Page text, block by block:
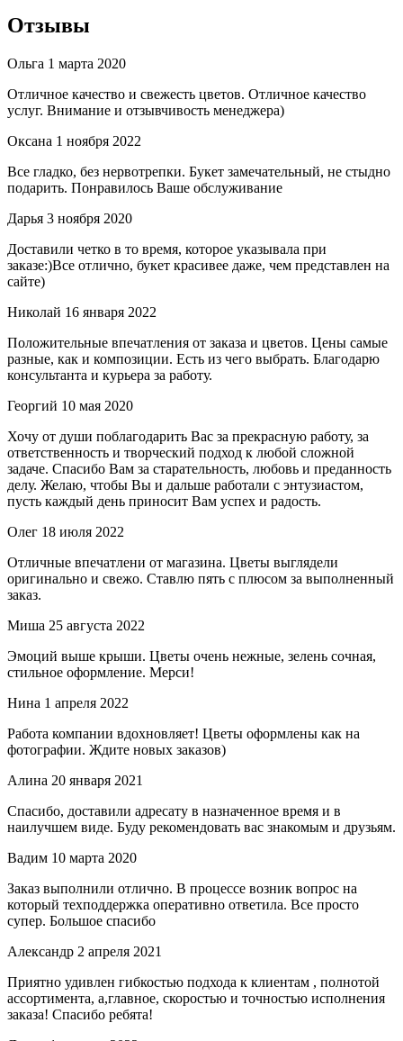
Отзывы
Ольга 1 марта 2020
Отличное качество и свежесть цветов. Отличное качество
услуг. Внимание и отзывчивость менеджера)
Оксана 1 ноября 2022
Все гладко, без нервотрепки. Букет замечательный, не стыдно
подарить. Понравилось Ваше обслуживание
Дарья 3 ноября 2020
Доставили четко в то время, которое указывала при
заказе:)Все отлично, букет красивее даже, чем представлен на
сайте)
Николай 16 января 2022
Положительные впечатления от заказа и цветов. Цены самые
разные, как и композиции. Есть из чего выбрать. Благодарю
консультанта и курьера за работу.
Георгий 10 мая 2020
Хочу от души поблагодарить Вас за прекрасную работу, за
ответственность и творческий подход к любой сложной
задаче. Спасибо Вам за старательность, любовь и преданность
делу. Желаю, чтобы Вы и дальше работали с энтузиастом,
пусть каждый день приносит Вам успех и радость.
Олег 18 июля 2022
Отличные впечатлени от магазина. Цветы выглядели
оригинально и свежо. Ставлю пять с плюсом за выполненный
заказ.
Миша 25 августа 2022
Эмоций выше крыши. Цветы очень нежные, зелень сочная,
стильное оформление. Мерси!
Нина 1 апреля 2022
Работа компании вдохновляет! Цветы оформлены как на
фотографии. Ждите новых заказов)
Алина 20 января 2021
Спасибо, доставили адресату в назначенное время и в
наилучшем виде. Буду рекомендовать вас знакомым и друзьям.
Вадим 10 марта 2020
Заказ выполнили отлично. В процессе возник вопрос на
который техподдержка оперативно ответила. Все просто
супер. Большое спасибо
Александр 2 апреля 2021
Приятно удивлен гибкостью подхода к клиентам , полнотой
ассортимента, а,главное, скоростью и точностью исполнения
заказа! Спасибо ребята!